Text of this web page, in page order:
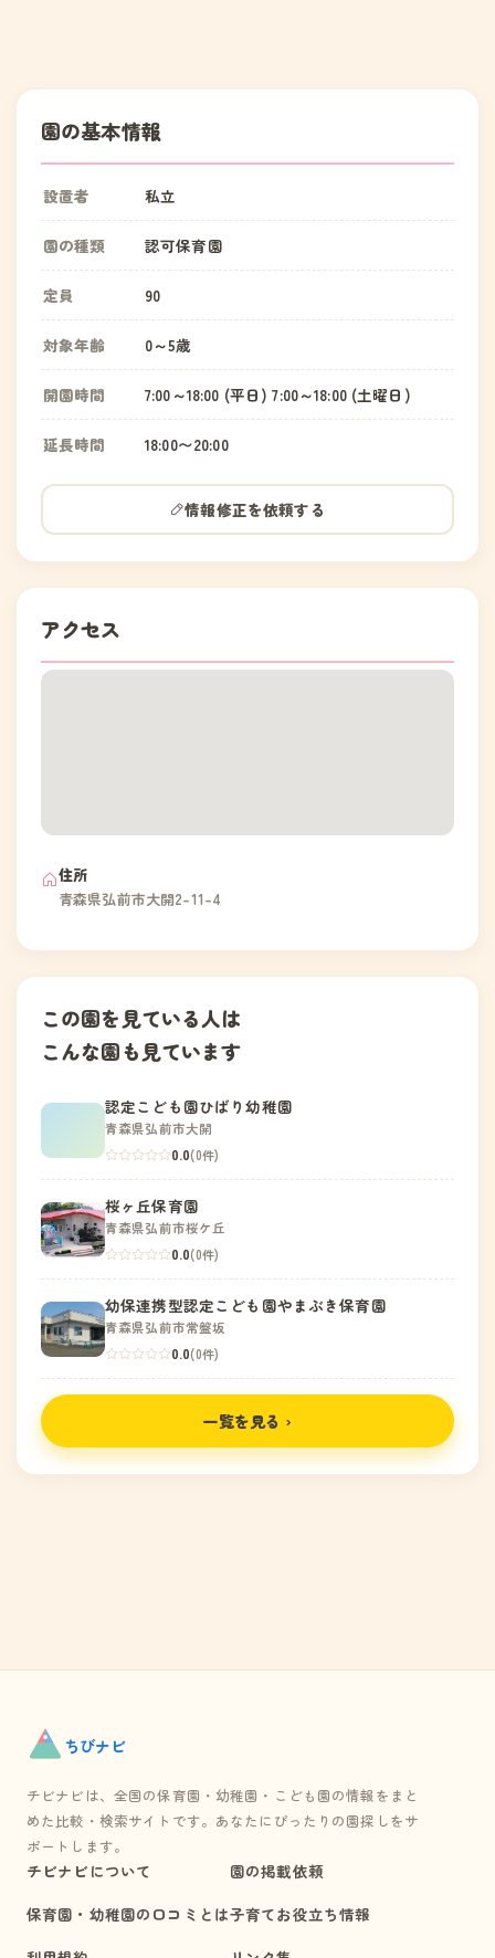
園の基本情報
設置者 私立
園の種類 認可保育園
定員 90
対象年齢 0～5歳
開園時間 7:00～18:00 (平日) 7:00～18:00 (土曜日)
延長時間 18:00〜20:00
情報修正を依頼する
アクセス
住所
青森県弘前市大開2-11-4
この園を見ている人は
こんな園も見ています
認定こども園ひばり幼稚園
青森県弘前市大開
0.0(0件)
桜ヶ丘保育園
青森県弘前市桜ケ丘
0.0(0件)
幼保連携型認定こども園やまぶき保育園
青森県弘前市常盤坂
0.0(0件)
一覧を見る ›
ちびナビ
チビナビは、全国の保育園・幼稚園・こども園の情報をまと
めた比較・検索サイトです。あなたにぴったりの園探しをサ
ポートします。
チビナビについて
保育園・幼稚園の口コミとは
園の掲載依頼
子育てお役立ち情報